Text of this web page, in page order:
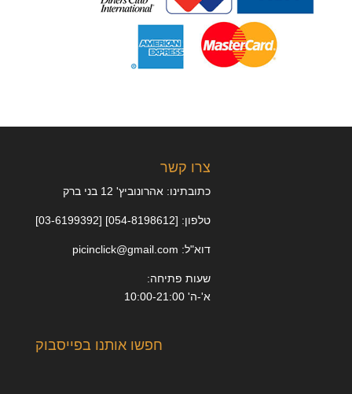
צרו קשר
כתובתינו: אהרונוביץ' 12 בני ברק
טלפון: [054-8198612] [03-6199392]
דוא"ל: picinclick@gmail.com
שעות פתיחה:
א'-ה' 10:00-21:00
חפשו אותנו בפייסבוק